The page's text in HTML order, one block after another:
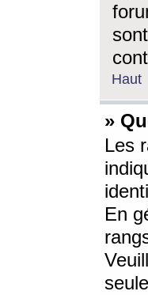
Haut
»
Les
En